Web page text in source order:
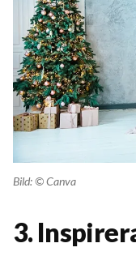
Bild: © Canva
3.